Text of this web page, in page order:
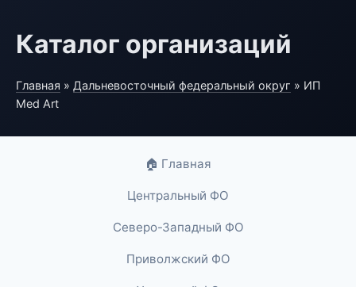
Каталог организаций
Главная » Дальневосточный федеральный округ » ИП
Med Art
🏠 Главная
Центральный ФО
Северо-Западный ФО
Приволжский ФО